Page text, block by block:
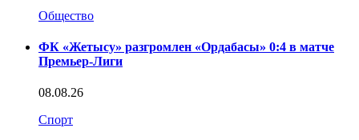
Общество
ФК «Жетысу» разгромлен «Ордабасы» 0:4 в матче
Премьер-Лиги
08.08.26
Спорт